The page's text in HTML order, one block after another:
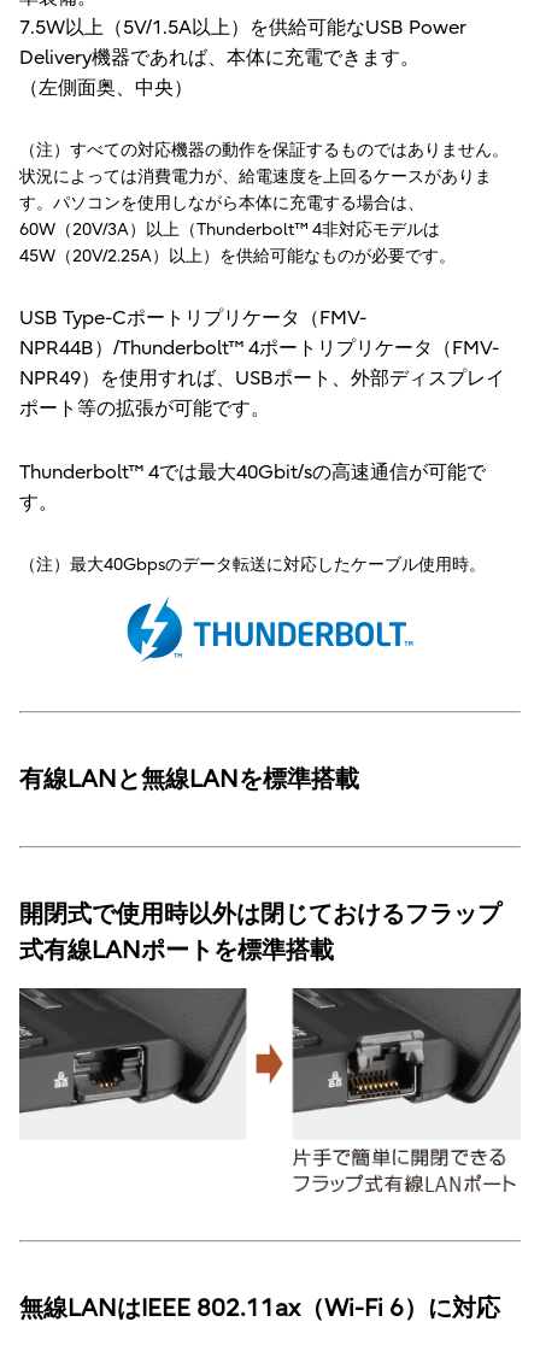
7.5W以上（5V/1.5A以上）を供給可能なUSB Power
Delivery機器であれば、本体に充電できます。
（左側面奥、中央）
（注）すべての対応機器の動作を保証するものではありません。
状況によっては消費電力が、給電速度を上回るケースがありま
す。パソコンを使用しながら本体に充電する場合は、
60W（20V/3A）以上（Thunderbolt™ 4非対応モデルは
45W（20V/2.25A）以上）を供給可能なものが必要です。
USB Type-Cポートリプリケータ（FMV-
NPR44B）/Thunderbolt™ 4ポートリプリケータ（FMV-
NPR49）を使用すれば、USBポート、外部ディスプレイ
ポート等の拡張が可能です。
Thunderbolt™ 4では最大40Gbit/sの高速通信が可能で
す。
（注）最大40Gbpsのデータ転送に対応したケーブル使用時。
有線LANと無線LANを標準搭載
開閉式で使用時以外は閉じておけるフラップ
式有線LANポートを標準搭載
無線LANはIEEE 802.11ax（Wi-Fi 6）に対応